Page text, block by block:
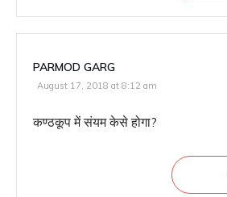
PARMOD GARG
August 17, 2018 at 8:12 am
कण्ठकूप में संयम केसे होगा?